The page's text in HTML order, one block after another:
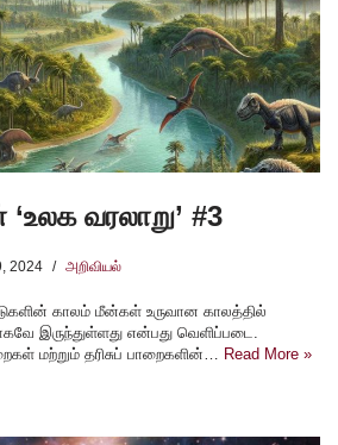
வரலாறு’ #3
2024 அறிவியல்
காலம் மீன்கள் உருவான காலத்தில்
இருந்துள்ளது என்பது வெளிப்படை.
மற்றும் தரிசுப் பாறைகளின்… Read More »